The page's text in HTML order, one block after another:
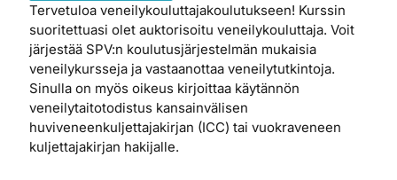
Tervetuloa veneilykouluttajakoulutukseen! Kurssin
suoritettuasi olet auktorisoitu veneilykouluttaja. Voit
järjestää SPV:n koulutusjärjestelmän mukaisia
veneilykursseja ja vastaanottaa veneilytutkintoja.
Sinulla on myös oikeus kirjoittaa käytännön
veneilytaitotodistus kansainvälisen
huviveneenkuljettajakirjan (ICC) tai vuokraveneen
kuljettajakirjan hakijalle.